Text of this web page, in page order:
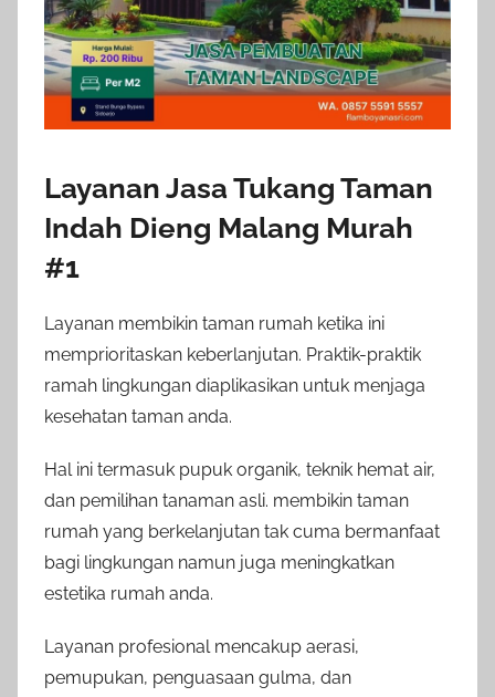
Layanan Jasa Tukang Taman
Indah Dieng Malang Murah
#1
Layanan membikin taman rumah ketika ini
memprioritaskan keberlanjutan. Praktik-praktik
ramah lingkungan diaplikasikan untuk menjaga
kesehatan taman anda.
Hal ini termasuk pupuk organik, teknik hemat air,
dan pemilihan tanaman asli. membikin taman
rumah yang berkelanjutan tak cuma bermanfaat
bagi lingkungan namun juga meningkatkan
estetika rumah anda.
Layanan profesional mencakup aerasi,
pemupukan, penguasaan gulma, dan